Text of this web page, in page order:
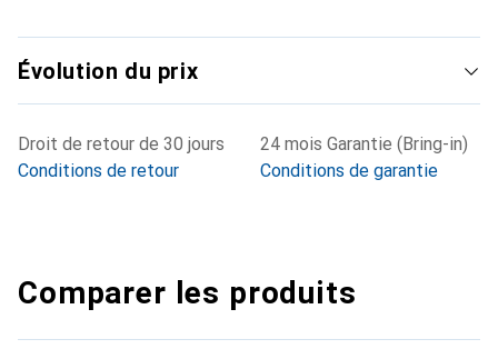
Évolution du prix
Droit de retour de 30 jours
Conditions de retour
24 mois Garantie (Bring-in)
Conditions de garantie
Comparer les produits